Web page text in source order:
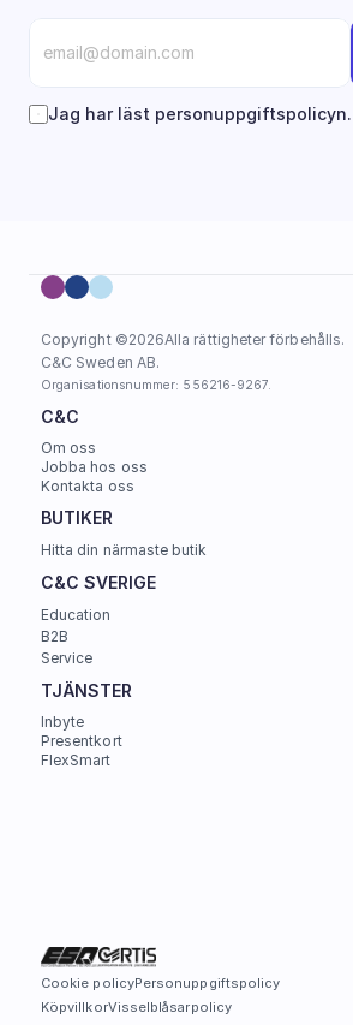
Jag har läst personuppgiftspolicyn.
Copyright ©2026Alla rättigheter förbehålls.
C&C Sweden AB.
Organisationsnummer: 556216-9267.
C&C
Om oss
Jobba hos oss
Kontakta oss
BUTIKER
Hitta din närmaste butik
C&C SVERIGE
Education
B2B
Service
TJÄNSTER
Inbyte
Presentkort
FlexSmart
Cookie policyPersonuppgiftspolicy
Visselblåsarpolicy
Köpvillkor